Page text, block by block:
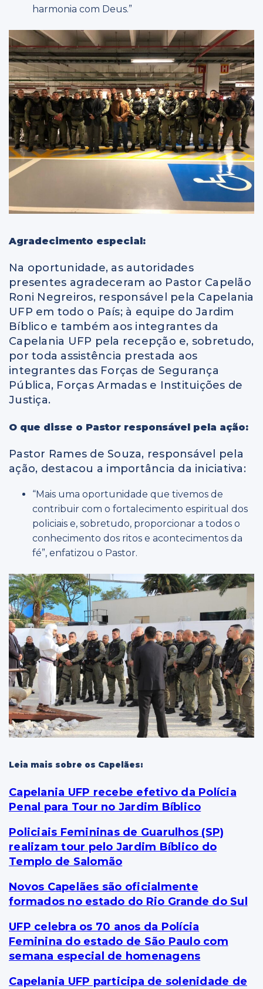
harmonia com Deus.”
Agradecimento especial:
Na oportunidade, as autoridades
presentes agradeceram ao Pastor Capelão
Roni Negreiros, responsável pela Capelania
UFP em todo o País; à equipe do Jardim
Bíblico e também aos integrantes da
Capelania UFP pela recepção e, sobretudo,
por toda assistência prestada aos
integrantes das Forças de Segurança
Pública, Forças Armadas e Instituições de
Justiça.
O que disse o Pastor responsável pela ação:
Pastor Rames de Souza, responsável pela
ação, destacou a importância da iniciativa:
“Mais uma oportunidade que tivemos de
contribuir com o fortalecimento espiritual dos
policiais e, sobretudo, proporcionar a todos o
conhecimento dos ritos e acontecimentos da
fé”, enfatizou o Pastor.
Leia mais sobre os Capelães:
Capelania UFP recebe efetivo da Polícia
Penal para Tour no Jardim Bíblico
Policiais Femininas de Guarulhos (SP)
realizam tour pelo Jardim Bíblico do
Templo de Salomão
Novos Capelães são oficialmente
formados no estado do Rio Grande do Sul
UFP celebra os 70 anos da Polícia
Feminina do estado de São Paulo com
semana especial de homenagens
Capelania UFP participa de solenidade de